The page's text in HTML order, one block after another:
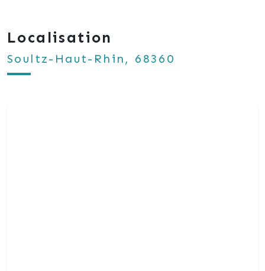
Localisation
Soultz-Haut-Rhin, 68360